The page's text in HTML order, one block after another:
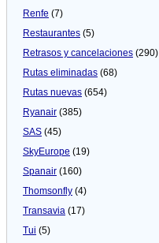
Renfe (7)
Restaurantes (5)
Retrasos y cancelaciones (290)
Rutas eliminadas (68)
Rutas nuevas (654)
Ryanair (385)
SAS (45)
SkyEurope (19)
Spanair (160)
Thomsonfly (4)
Transavia (17)
Tui (5)